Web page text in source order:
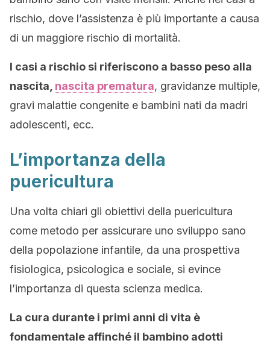
rischio, dove l’assistenza è più importante a causa
di un maggiore rischio di mortalità.
I casi a rischio si riferiscono a basso peso alla
nascita, nascita prematura, gravidanze multiple,
gravi malattie congenite e bambini nati da madri
adolescenti, ecc.
L’importanza della
puericultura
Una volta chiari gli obiettivi della puericultura
come metodo per assicurare uno sviluppo sano
della popolazione infantile, da una prospettiva
fisiologica, psicologica e sociale, si evince
l’importanza di questa scienza medica.
La cura durante i primi anni di vita è
fondamentale affinché il bambino adotti